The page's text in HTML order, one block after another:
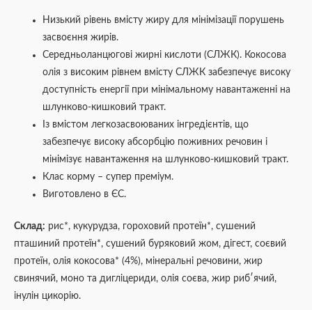
Низький рівень вмісту жиру для мінімізації порушень
засвоєння жирів.
Середньоланцюгові жирні кислоти (СЛЖК). Кокосова
олія з високим рівнем вмісту СЛЖК забезпечує високу
доступність енергії при мінімальному навантаженні на
шлунково-кишковий тракт.
Із вмістом легкозасвоюваних інгредієнтів, що
забезпечує високу абсорбцію поживних речовин і
мінімізує навантаження на шлунково-кишковий тракт.
Клас корму – супер преміум.
Виготовлено в ЄС.
Склад: рис*, кукурудза, гороховий протеїн*, сушений
пташиний протеїн*, сушений буряковий жом, дігест, соєвий
протеїн, олія кокосова* (4%), мінеральні речовини, жир
свинячий, моно та дигліцериди, олія соєва, жир риб′ячий,
інулін цикорію.